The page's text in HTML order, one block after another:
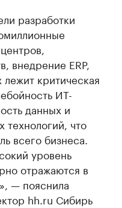
разработки
внедрение ERP,
критическая
ИТ-
данных и
что
всего бизнеса.
уровень
отражаются в
— пояснила
hh.ru Сибирь